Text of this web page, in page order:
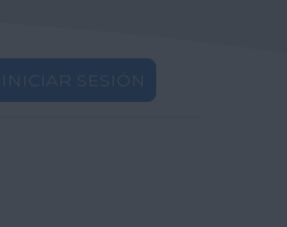
INICIAR SESIÓN